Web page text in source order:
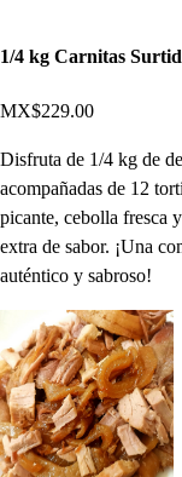
1/4 kg Carnitas
MX$229.00
Disfruta de 1/4 kg de
acompañadas de 12
picante, cebolla fresca
extra de sabor. ¡Una
auténtico y sabroso!